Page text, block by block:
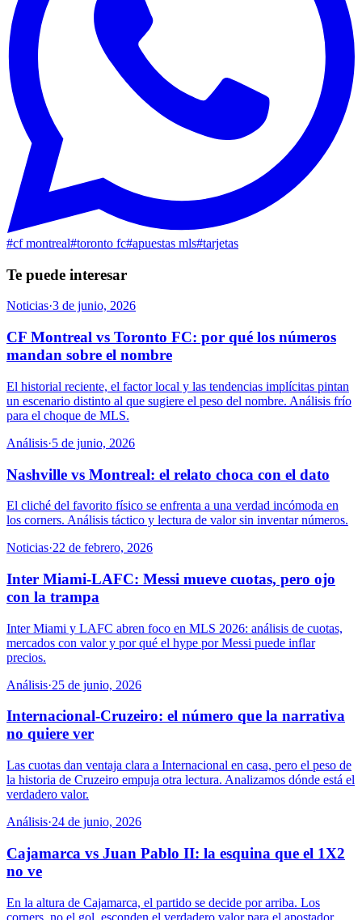
#cf montreal#toronto fc#apuestas mls#tarjetas
Te puede interesar
Noticias·3 de junio, 2026
CF Montreal vs Toronto FC: por qué los números
mandan sobre el nombre
El historial reciente, el factor local y las tendencias implícitas pintan
un escenario distinto al que sugiere el peso del nombre. Análisis frío
para el choque de MLS.
Análisis·5 de junio, 2026
Nashville vs Montreal: el relato choca con el dato
El cliché del favorito físico se enfrenta a una verdad incómoda en
los corners. Análisis táctico y lectura de valor sin inventar números.
Noticias·22 de febrero, 2026
Inter Miami-LAFC: Messi mueve cuotas, pero ojo
con la trampa
Inter Miami y LAFC abren foco en MLS 2026: análisis de cuotas,
mercados con valor y por qué el hype por Messi puede inflar
precios.
Análisis·25 de junio, 2026
Internacional-Cruzeiro: el número que la narrativa
no quiere ver
Las cuotas dan ventaja clara a Internacional en casa, pero el peso de
la historia de Cruzeiro empuja otra lectura. Analizamos dónde está el
verdadero valor.
Análisis·24 de junio, 2026
Cajamarca vs Juan Pablo II: la esquina que el 1X2
no ve
En la altura de Cajamarca, el partido se decide por arriba. Los
corners, no el gol, esconden el verdadero valor para el apostador